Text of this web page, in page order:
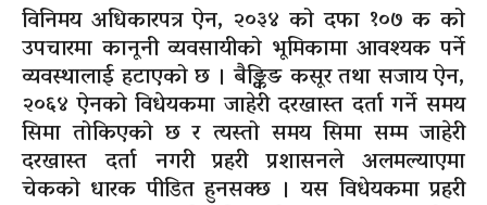
विनिमय अधिकारपत्र ऐन, २०३४ को दफा १०७ क को
उपचारमा कानूनी व्यवसायीको भूमिकामा आवश्यक पर्ने
व्यवस्थालाई हटाएको छ । बैङ्किङ कसूर तथा सजाय ऐन,
२०६४ ऐनको विधेयकमा जाहेरी दरखास्त दर्ता गर्ने समय
सिमा तोकिएको छ र त्यस्तो समय सिमा सम्म जाहेरी
दरखास्त दर्ता नगरी प्रहरी प्रशासनले अलमल्याएमा
चेकको धारक पीडित हुनसक्छ । यस विधेयकमा प्रहरी